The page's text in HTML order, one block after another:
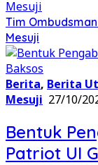
Tim Ombudsman
Mesuji
Berita, Berita
Mesuji 27/10/
Bentuk
Patriot UI